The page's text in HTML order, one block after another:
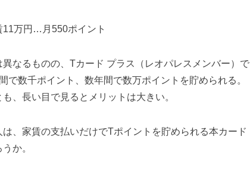
11万円…月550ポイント
なるものの、Tカード プラス（レオパレスメンバー）で
で数千ポイント、数年間で数万ポイントを貯められる。
、長い目で見るとメリットは大きい。
、家賃の支払いだけでTポイントを貯められる本カード
か。